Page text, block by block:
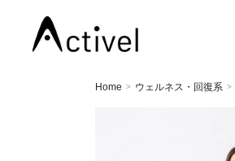
Home > ウェルネス・回復系 >